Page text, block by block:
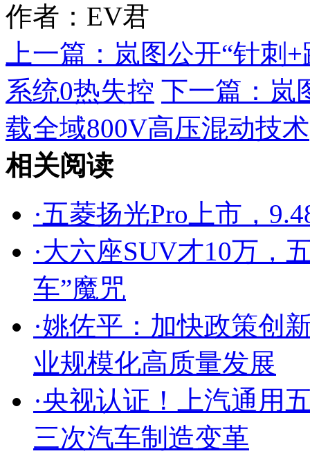
作者：EV君
上一篇： 岚图公开“针刺
系统0热失控 下一篇： 岚
载全域800V高压混动技术
相关阅读
·五菱扬光Pro上市，
·大六座SUV才10万，
车”魔咒
·姚佐平：加快政策创
业规模化高质量发展
·央视认证！上汽通用
三次汽车制造变革